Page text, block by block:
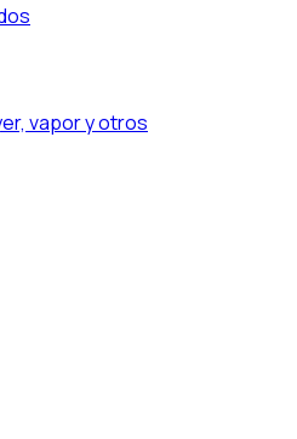
vapor y otros